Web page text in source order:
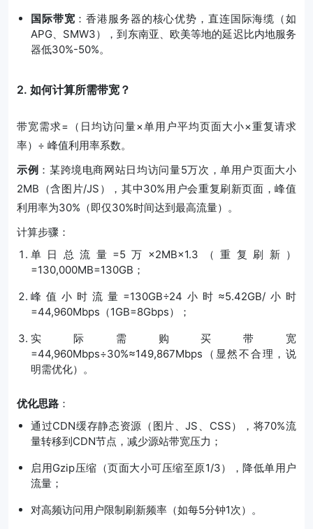
国际带宽 ：香港服务器的核心优势，直连国际海缆（如
APG、SMW3），到东南亚、欧美等地的延迟比内地服务
器低30%-50%。
2. 如何计算所需带宽？
带宽需求=（日均访问量×单用户平均页面大小×重复请求
率）÷ 峰值利用率系数。
示例 ：某跨境电商网站日均访问量5万次，单用户页面大小
2MB（含图片/JS），其中30%用户会重复刷新页面，峰值
利用率为30%（即仅30%时间达到最高流量）。
计算步骤：
单日总流量=5万×2MB×1.3（重复刷新）
=130,000MB=130GB；
峰值小时流量=130GB÷24小时≈5.42GB/小时
=44,960Mbps（1GB=8Gbps）；
实际需购买带宽
=44,960Mbps÷30%≈149,867Mbps（显然不合理，说
明需优化）。
优化思路 ：
通过CDN缓存静态资源（图片、JS、CSS），将70%流
量转移到CDN节点，减少源站带宽压力；
启用Gzip压缩（页面大小可压缩至原1/3），降低单用户
流量；
对高频访问用户限制刷新频率（如每5分钟1次）。